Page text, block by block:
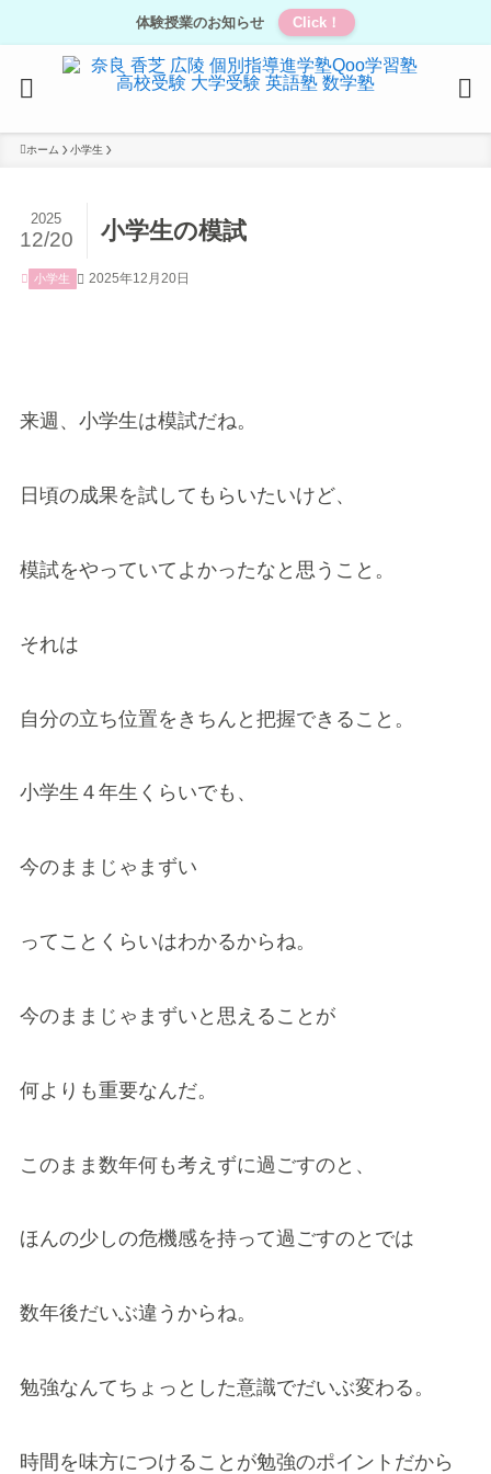
体験授業のお知らせ Click！
ホーム 小学生
小学生の模試
2025
12/20
小学生 2025年12月20日
来週、小学生は模試だね。
日頃の成果を試してもらいたいけど、
模試をやっていてよかったなと思うこと。
それは
自分の立ち位置をきちんと把握できること。
小学生４年生くらいでも、
今のままじゃまずい
ってことくらいはわかるからね。
今のままじゃまずいと思えることが
何よりも重要なんだ。
このまま数年何も考えずに過ごすのと、
ほんの少しの危機感を持って過ごすのとでは
数年後だいぶ違うからね。
勉強なんてちょっとした意識でだいぶ変わる。
時間を味方につけることが勉強のポイントだから